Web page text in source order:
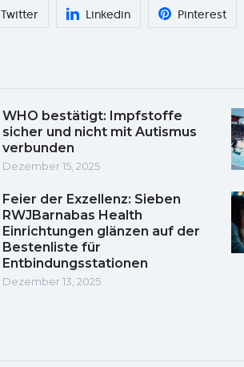
Twitter Linkedin Pinterest
WHO bestätigt: Impfstoffe
sicher und nicht mit Autismus
verbunden
Dezember 15, 2025
Feier der Exzellenz: Sieben
RWJBarnabas Health
Einrichtungen glänzen auf der
Bestenliste für
Entbindungsstationen
Dezember 13, 2025